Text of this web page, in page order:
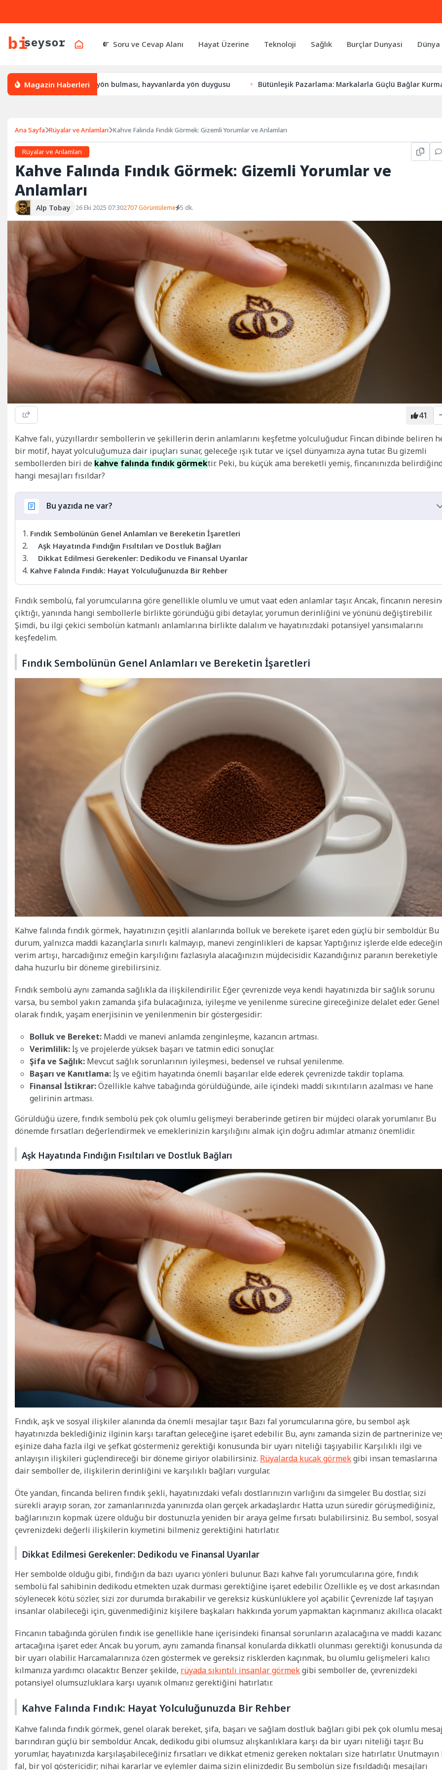
Soru ve Cevap Alanı Hayat Üzerine Teknoloji Sağlık Burçlar Dunyasi
Magazin Haberleri
yön bulur, leylek yön bulması, hayvanlarda yön duygusu Bütünleşik Pazarlama: Markalarla Güçlü Bağlar Kurmanın
Ana Sayfa Rüyalar ve Anlamları Kahve Falında Fındık Görmek: Gizemli Yorumlar ve Anlamları
Rüyalar ve Anlamları
Kahve Falında Fındık Görmek: Gizemli Yorumlar ve
Anlamları
Alp Tobay 26 Eki 2025 07:302707 Görüntüleme 5 dk.
41
Kahve falı, yüzyıllardır sembollerin ve şekillerin derin anlamlarını keşfetme yolculuğudur. Fincan dibinde beliren
bir motif, hayat yolculuğumuza dair ipuçları sunar, geleceğe ışık tutar ve içsel dünyamıza ayna tutar. Bu gizemli
sembollerden biri de kahve falında fındık görmektir. Peki, bu küçük ama bereketli yemiş, fincanınızda
hangi mesajları fısıldar?
Bu yazıda ne var?
Fındık Sembolünün Genel Anlamları ve Bereketin İşaretleri
Aşk Hayatında Fındığın Fısıltıları ve Dostluk Bağları
Dikkat Edilmesi Gerekenler: Dedikodu ve Finansal Uyarılar
Kahve Falında Fındık: Hayat Yolculuğunuzda Bir Rehber
Fındık sembolü, fal yorumcularına göre genellikle olumlu ve umut vaat eden anlamlar taşır. Ancak, fincanın
çıktığı, yanında hangi sembollerle birlikte göründüğü gibi detaylar, yorumun derinliğini ve yönünü değiştirebilir.
Şimdi, bu ilgi çekici sembolün katmanlı anlamlarına birlikte dalalım ve hayatınızdaki potansiyel yansımalarını
keşfedelim.
Fındık Sembolünün Genel Anlamları ve Bereketin İşaretleri
Kahve falında fındık görmek, hayatınızın çeşitli alanlarında bolluk ve berekete işaret eden güçlü bir semboldür. Bu
durum, yalnızca maddi kazançlarla sınırlı kalmayıp, manevi zenginlikleri de kapsar. Yaptığınız işlerde elde
verim artışı, harcadığınız emeğin karşılığını fazlasıyla alacağınızın müjdecisidir. Kazandığınız paranın bereketiyle
daha huzurlu bir döneme girebilirsiniz.
Fındık sembolü aynı zamanda sağlıkla da ilişkilendirilir. Eğer çevrenizde veya kendi hayatınızda bir sağlık sorunu
varsa, bu sembol yakın zamanda şifa bulacağınıza, iyileşme ve yenilenme sürecine gireceğinize delalet eder. Genel
olarak fındık, yaşam enerjisinin ve yenilenmenin bir göstergesidir:
Bolluk ve Bereket: Maddi ve manevi anlamda zenginleşme, kazancın artması.
Verimlilik:İş ve projelerde yüksek başarı ve tatmin edici sonuçlar.
Şifa ve Sağlık: Mevcut sağlık sorunlarının iyileşmesi, bedensel ve ruhsal yenilenme.
Başarı ve Kanıtlama:İş ve eğitim hayatında önemli başarılar elde ederek çevrenizde takdir toplama.
Finansal İstikrar:Özellikle kahve tabağında görüldüğünde, aile içindeki maddi sıkıntıların azalması ve hane
gelirinin artması.
Görüldüğü üzere, fındık sembolü pek çok olumlu gelişmeyi beraberinde getiren bir müjdeci olarak yorumlanır. Bu
dönemde fırsatları değerlendirmek ve emeklerinizin karşılığını almak için doğru adımlar atmanız önemlidir.
Aşk Hayatında Fındığın Fısıltıları ve Dostluk Bağları
Fındık, aşk ve sosyal ilişkiler alanında da önemli mesajlar taşır. Bazı fal yorumcularına göre, bu sembol aşk
hayatınızda beklediğiniz ilginin karşı taraftan geleceğine işaret edebilir. Bu, aynı zamanda sizin de partnerinize
eşinize daha fazla ilgi ve şefkat göstermeniz gerektiği konusunda bir uyarı niteliği taşıyabilir. Karşılıklı ilgi ve
anlayışın ilişkileri güçlendireceği bir döneme giriyor olabilirsiniz. Rüyalarda kucak görmekgibi insan temaslarına
dair semboller de, ilişkilerin derinliğini ve karşılıklı bağları vurgular.
Öte yandan, fincanda beliren fındık şekli, hayatınızdaki vefalı dostlarınızın varlığını da simgeler. Bu dostlar, sizi
sürekli arayıp soran, zor zamanlarınızda yanınızda olan gerçek arkadaşlardır. Hatta uzun süredir görüşmediğiniz,
bağlarınızın kopmak üzere olduğu bir dostunuzla yeniden bir araya gelme fırsatı bulabilirsiniz. Bu sembol, sosyal
çevrenizdeki değerli ilişkilerin kıymetini bilmeniz gerektiğini hatırlatır.
Dikkat Edilmesi Gerekenler: Dedikodu ve Finansal Uyarılar
Her sembolde olduğu gibi, fındığın da bazı uyarıcı yönleri bulunur. Bazı kahve falı yorumcularına göre, fındık
sembolü fal sahibinin dedikodu etmekten uzak durması gerektiğine işaret edebilir. Özellikle eş ve dost arkasından
söylenecek kötü sözler, sizi zor durumda bırakabilir ve gereksiz küskünlüklere yol açabilir. Çevrenizde laf taşıyan
insanlar olabileceği için, güvenmediğiniz kişilere başkaları hakkında yorum yapmaktan kaçınmanız akıllıca
Fincanın tabağında görülen fındık ise genellikle hane içerisindeki finansal sorunların azalacağına ve maddi
artacağına işaret eder. Ancak bu yorum, aynı zamanda finansal konularda dikkatli olunması gerektiği konusunda
bir uyarı olabilir. Harcamalarınıza özen göstermek ve gereksiz risklerden kaçınmak, bu olumlu gelişmeleri kalıcı
kılmanıza yardımcı olacaktır. Benzer şekilde, rüyada sıkıntılı insanlar görmekgibi semboller de, çevrenizdeki
potansiyel olumsuzluklara karşı uyanık olmanız gerektiğini hatırlatır.
Kahve Falında Fındık: Hayat Yolculuğunuzda Bir Rehber
Kahve falında fındık görmek, genel olarak bereket, şifa, başarı ve sağlam dostluk bağları gibi pek çok olumlu
barındıran güçlü bir semboldür. Ancak, dedikodu gibi olumsuz alışkanlıklara karşı da bir uyarı niteliği taşır. Bu
yorumlar, hayatınızda karşılaşabileceğiniz fırsatları ve dikkat etmeniz gereken noktaları size hatırlatır. Unutmayın
fal, bir yol göstericidir; nihai kararlar ve eylemler daima sizin elinizdedir. Bu sembolün size fısıldadığı mesajları